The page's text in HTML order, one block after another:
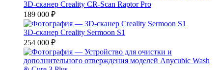
3D-сканер Creality CR-Scan Raptor Pro
189 000 ₽
3D-сканер Creality Sermoon S1
254 000 ₽